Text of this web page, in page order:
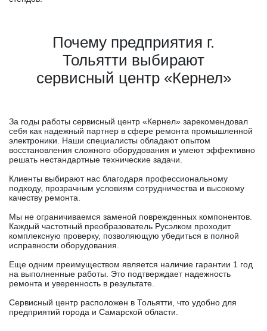
Почему предприятия г.
Тольятти выбирают
сервисный центр «Кернел»
За годы работы сервисный центр «Кернел» зарекомендовал
себя как надежный партнер в сфере ремонта промышленной
электроники. Наши специалисты обладают опытом
восстановления сложного оборудования и умеют эффективно
решать нестандартные технические задачи.
Клиенты выбирают нас благодаря профессиональному
подходу, прозрачным условиям сотрудничества и высокому
качеству ремонта.
Мы не ограничиваемся заменой поврежденных компонентов.
Каждый частотный преобразователь Русэлком проходит
комплексную проверку, позволяющую убедиться в полной
исправности оборудования.
Еще одним преимуществом является наличие гарантии 1 год
на выполненные работы. Это подтверждает надежность
ремонта и уверенность в результате.
Сервисный центр расположен в Тольятти, что удобно для
предприятий города и Самарской области.